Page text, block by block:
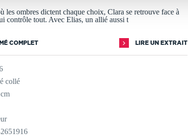
les ombres dictent chaque choix, Clara se retrouve face à
contrôle tout. Avec Elias, un allié aussi t
COMPLET LIRE UN EXTRAIT
collé